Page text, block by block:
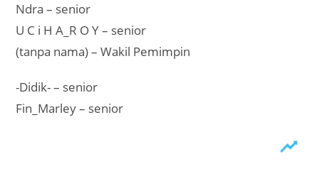
Ndra – senior
U C i H A_R O Y – senior
(tanpa nama) – Wakil Pemimpin
-Didik- – senior
Fin_Marley – senior